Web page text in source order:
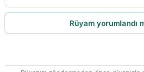
Rüyam yorumlandı